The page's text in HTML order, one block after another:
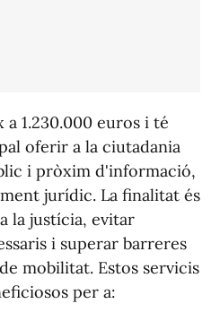
a 1.230.000 euros i té
oferir a la ciutadania
i pròxim d'informació,
jurídic. La finalitat és
la justícia, evitar
i superar barreres
mobilitat. Estos servicis
per a: